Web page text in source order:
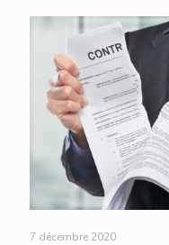
7 décembre 2020